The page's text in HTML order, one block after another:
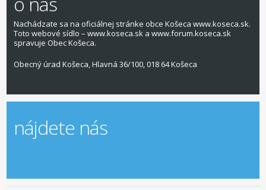
Nachádzate sa na oficiálnej stránke obce Košeca www.koseca.sk.
Toto webové sídlo – www.koseca.sk a www.forum.koseca.sk
spravuje Obec Košeca.
Obecný úrad Košeca, Hlavná 36/100, 018 64 Košeca
nájdete nás